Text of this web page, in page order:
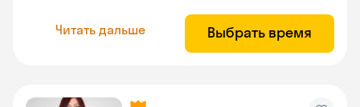
Читать дальше Выбрать время